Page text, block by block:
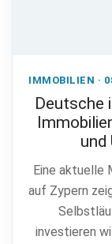
IMMOBILIEN ·
Deutsche
und
Eine aktuelle
auf Zypern
investieren